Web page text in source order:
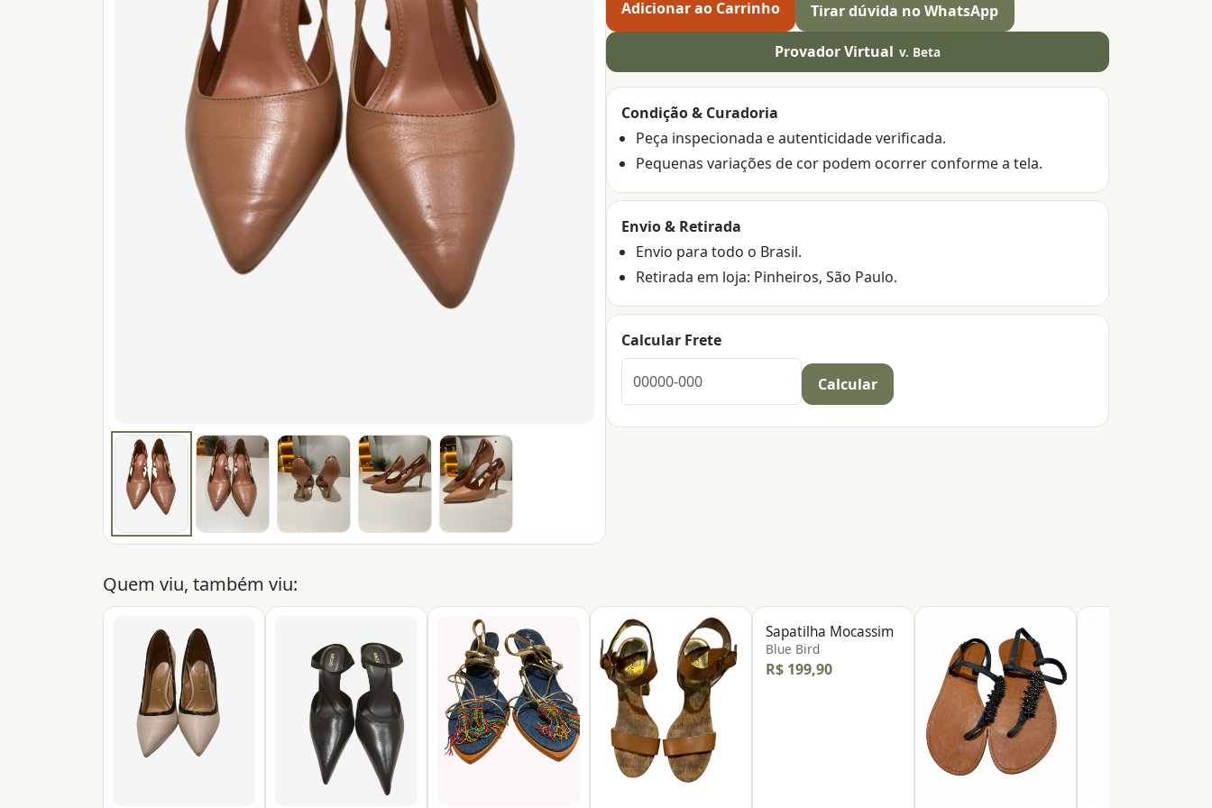
Adicionar ao Carrinho Tirar dúvida no WhatsApp
Provador Virtual v. Beta
Condição & Curadoria
Peça inspecionada e autenticidade verificada.
Pequenas variações de cor podem ocorrer conforme a tela.
Envio & Retirada
Envio para todo o Brasil.
Retirada em loja: Pinheiros, São Paulo.
Calcular Frete
Calcular
Quem viu, também viu:
Sapatilha Mocassim
Blue Bird
R$ 199,90